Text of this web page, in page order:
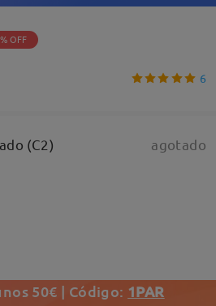
OFF
6
(C2) agotado
50€ | Código: 1PAR